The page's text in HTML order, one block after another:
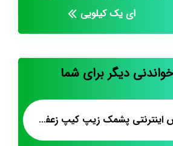
ای یک کیلویی
دیگر برای شما
فروش اینترنتی پشمک زیپ کیپ زعفرانی